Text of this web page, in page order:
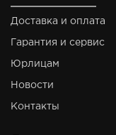
Доставка и оплата
Гарантия и сервис
Юрлицам
Новости
Контакты